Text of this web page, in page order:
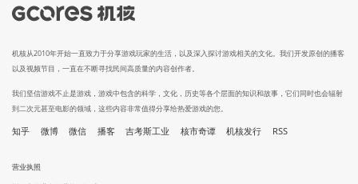
机核从2010年开始一直致力于分享游戏玩家的生活，以及深入探讨游戏相关的文化。我们开发原创的播客
以及视频节目，一直在不断寻找民间高质量的内容创作者。
我们坚信游戏不止是游戏，游戏中包含的科学，文化，历史等各个层面的知识和故事，它们同时也会辐射
到二次元甚至电影的领域，这些内容非常值得分享给热爱游戏的您。
知乎 微博 微信 播客 吉考斯工业 核市奇谭 机核发行 RSS
营业执照